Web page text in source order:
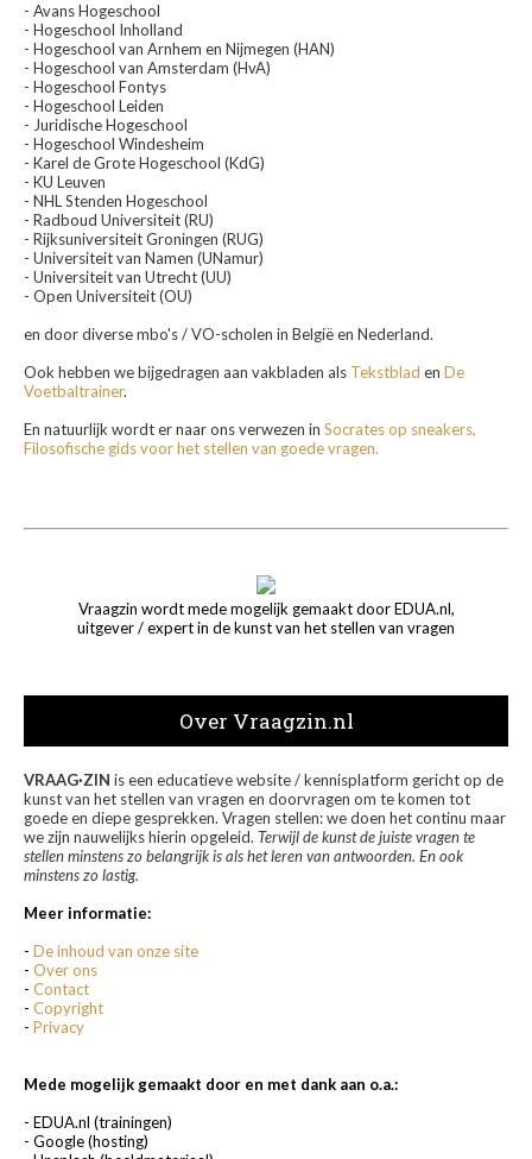
- Avans Hogeschool
- Hogeschool Inholland
- Hogeschool van Arnhem en Nijmegen (HAN)
- Hogeschool van Amsterdam (HvA)
- Hogeschool Fontys
- Hogeschool Leiden
- Juridische Hogeschool
- Hogeschool Windesheim
- Karel de Grote Hogeschool (KdG)
- KU Leuven
- NHL Stenden Hogeschool
- Radboud Universiteit (RU)
- Rijksuniversiteit Groningen (RUG)
- Universiteit van Namen (UNamur)
- Universiteit van Utrecht (UU)
- Open Universiteit (OU)
en door diverse mbo's / VO-scholen in België en Nederland.
Ook hebben we bijgedragen aan vakbladen als Tekstblad en De
Voetbaltrainer.
En natuurlijk wordt er naar ons verwezen in Socrates op sneakers,
Filosofische gids voor het stellen van goede vragen.
Vraagzin wordt mede mogelijk gemaakt door EDUA.nl,
uitgever / expert in de kunst van het stellen van vragen
Over Vraagzin.nl
VRAAG·ZIN is een educatieve website / kennisplatform gericht op de
kunst van het stellen van vragen en doorvragen om te komen tot
goede en diepe gesprekken. Vragen stellen: we doen het continu maar
we zijn nauwelijks hierin opgeleid. Terwijl de kunst de juiste vragen te
stellen minstens zo belangrijk is als het leren van antwoorden. En ook
minstens zo lastig.
Meer informatie:
- De inhoud van onze site
- Over ons
- Contact
- Copyright
- Privacy
Mede mogelijk gemaakt door en met dank aan o.a.:
- EDUA.nl (trainingen)
- Google (hosting)